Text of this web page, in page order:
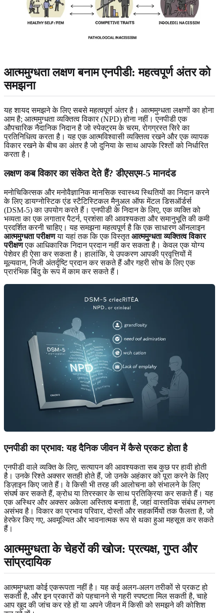
आत्ममुग्धता लक्षण बनाम एनपीडी: महत्वपूर्ण अंतर को
समझना
यह शायद समझने के लिए सबसे महत्वपूर्ण अंतर है। आत्ममुग्धता लक्षणों का होना
आम है; आत्ममुग्धता व्यक्तित्व विकार (NPD) होना नहीं। एनपीडी एक
औपचारिक नैदानिक ​​निदान है जो स्पेक्ट्रम के चरम, रोगग्रस्त सिरे का
प्रतिनिधित्व करता है। यह एक आत्मविश्वासी व्यक्तित्व रखने और एक व्यापक
विकार रखने के बीच का अंतर है जो दुनिया के साथ आपके रिश्तों को निर्धारित
करता है।
लक्षण कब विकार का संकेत देते हैं? डीएसएम-5 मानदंड
मनोचिकित्सक और मनोवैज्ञानिक मानसिक स्वास्थ्य स्थितियों का निदान करने
के लिए डायग्नोस्टिक एंड स्टैटिस्टिकल मैनुअल ऑफ मेंटल डिसऑर्डर्स
(DSM-5) का उपयोग करते हैं। एनपीडी के निदान के लिए, एक व्यक्ति को
भव्यता का एक लगातार पैटर्न, प्रशंसा की आवश्यकता और समानुभूति की कमी
प्रदर्शित करनी चाहिए। यह समझना महत्वपूर्ण है कि एक साधारण ऑनलाइन
आत्ममुग्धता परीक्षणया यहां तक ​​कि एक विस्तृतआत्ममुग्धता व्यक्तित्व विकार
परीक्षणएक आधिकारिक निदान प्रदान नहीं कर सकता है। केवल एक योग्य
पेशेवर ही ऐसा कर सकता है। हालांकि, ये उपकरण आपकी प्रवृत्तियों में
मूल्यवान, निजी अंतर्दृष्टि प्रदान कर सकते हैं और गहरी सोच के लिए एक
प्रारंभिक बिंदु के रूप में काम कर सकते हैं।
एनपीडी का प्रभाव: यह दैनिक जीवन में कैसे प्रकट होता है
एनपीडी वाले व्यक्ति के लिए, सत्यापन की आवश्यकता सब कुछ पर हावी होती
है। उनके रिश्ते अक्सर सतही होते हैं, जो उनके अहंकार को पूरा करने के लिए
डिज़ाइन किए जाते हैं। वे किसी भी तरह की आलोचना को संभालने के लिए
संघर्ष कर सकते हैं, क्रोध या तिरस्कार के साथ प्रतिक्रिया कर सकते हैं। यह
एक अस्थिर और अक्सर अकेला अस्तित्व बनाता है, जहां वास्तविक संबंध लगभग
असंभव है। विकार का प्रभाव परिवार, दोस्तों और सहकर्मियों तक फैलता है, जो
हेरफेर किए गए, अवमूल्यित और भावनात्मक रूप से थका हुआ महसूस कर सकते
हैं।
आत्ममुग्धता के चेहरों की खोज: प्रत्यक्ष, गुप्त और
सांप्रदायिक
आत्ममुग्धता कोई एकरूपता नहीं है। यह कई अलग-अलग तरीकों से प्रकट हो
सकती है, और इन प्रकारों को पहचानने से गहरी स्पष्टता मिल सकती है, चाहे
आप खुद की जांच कर रहे हों या अपने जीवन में किसी को समझने की कोशिश